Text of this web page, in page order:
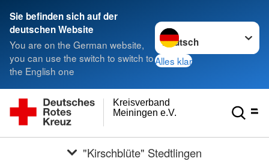
Sie befinden sich auf der
deutschen Website
You are on the German website,
you can use the switch to switch to
the English one
Sprache wechseln zu
Alles klar
Meiningen e.V.
Kreisverband
"Kirschblüte" Stedtlingen